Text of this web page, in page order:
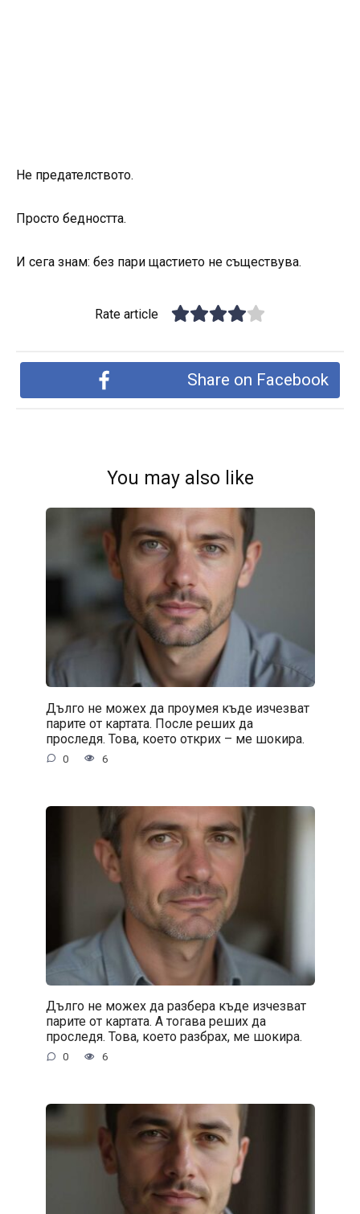
Не предателството.
Просто бедността.
И сега знам: без пари щастието не съществува.
Rate article
Share on Facebook
You may also like
Дълго не можех да проумея къде изчезват
парите от картата. После реших да
проследя. Това, което открих – ме шокира.
0 6
Дълго не можех да разбера къде изчезват
парите от картата. А тогава реших да
проследя. Това, което разбрах, ме шокира.
0 6